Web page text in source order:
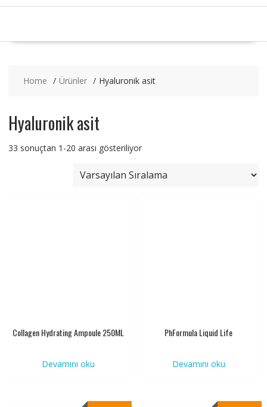
Home Ürünler Hyaluronik asit
Hyaluronik asit
33 sonuçtan 1-20 arası gösteriliyor
Collagen Hydrating Ampoule 250ML
Devamını oku
PhFormula Liquid Life
Devamını oku